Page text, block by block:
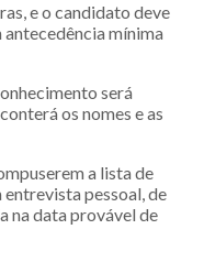
e o candidato deve
mínima
será
os nomes e as
a lista de
pessoal, de
na data provável de